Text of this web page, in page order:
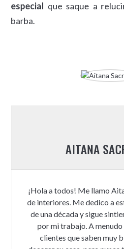
especial que saque a
barba.
AITANA
¡Hola a todos! Me llamo
de interiores. Me dedico a
de una década y sigue
por mi trabajo. A
clientes que saben muy